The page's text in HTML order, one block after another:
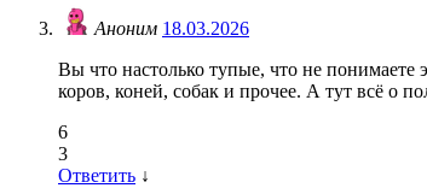
Аноним 18.03.2026
Вы что настолько тупые, что не
коров, коней, собак и прочее. А тут всё о
6
3
Ответить ↓